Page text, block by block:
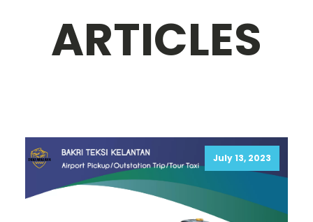
ARTICLES
July 13, 2023